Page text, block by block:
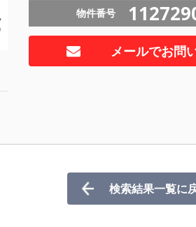
物件番号
メールでお問
検索結果一覧に